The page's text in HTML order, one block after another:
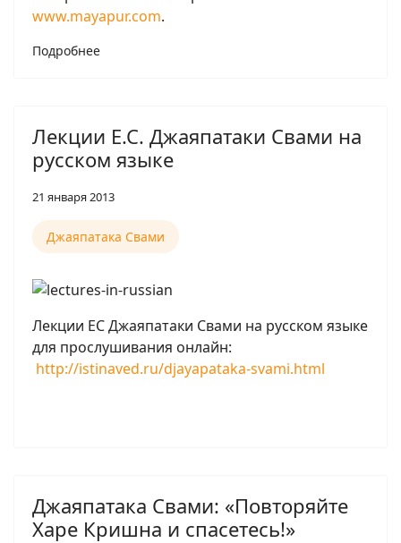
www.mayapur.com.
Подробнее
Лекции Е.С. Джаяпатаки Свами на
русском языке
21 января 2013
Джаяпатака Свами
Лекции ЕС Джаяпатаки Свами на русском языке
для прослушивания онлайн:
http://istinaved.ru/djayapataka-svami.html
Джаяпатака Свами: «Повторяйте
Харе Кришна и спасетесь!»